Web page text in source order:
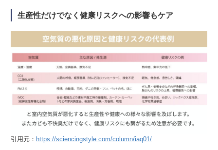
生産性だけでなく健康リスクへの影響もケア
引用元： https://sciencingstyle.com/column/iaq01/